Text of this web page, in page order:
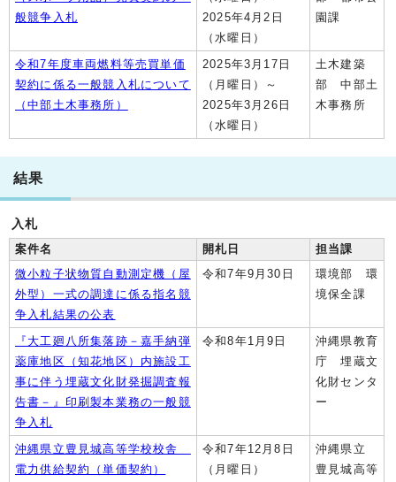
般競争入札
2025年4月2日
（水曜日）
園課
令和7年度車両燃料等売買単価
契約に係る一般競入札について
（中部土木事務所）
2025年3月17日
（月曜日）～
2025年3月26日
（水曜日）
土木建築
部 中部土
木事務所
結果
入札
案件名
開札日
担当課
微小粒子状物質自動測定機（屋
外型）一式の調達に係る指名競
争入札結果の公表
令和7年9月30日
環境部 環
境保全課
『大工廻八所集落跡－嘉手納弾
薬庫地区（知花地区）内施設工
事に伴う埋蔵文化財発掘調査報
告書－』印刷製本業務の一般競
争入札
令和8年1月9日
沖縄県教育
庁 埋蔵文
化財センタ
ー
沖縄県立豊見城高等学校校舎
電力供給契約（単価契約）
令和7年12月8日
（月曜日）
沖縄県立
豊見城高等